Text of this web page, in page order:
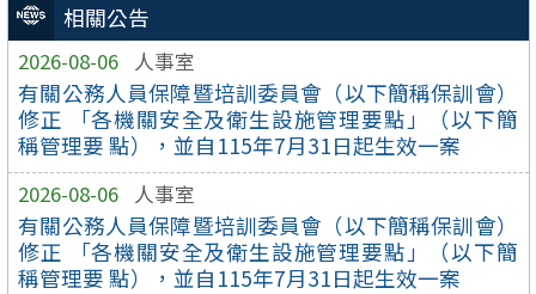
相關公告
2026-08-06 人事室
有關公務人員保障暨培訓委員會（以下簡稱保訓會）
修正 「各機關安全及衛生設施管理要點」（以下簡
稱管理要 點），並自115年7月31日起生效一案
2026-08-06 人事室
有關公務人員保障暨培訓委員會（以下簡稱保訓會）
修正 「各機關安全及衛生設施管理要點」（以下簡
稱管理要 點），並自115年7月31日起生效一案